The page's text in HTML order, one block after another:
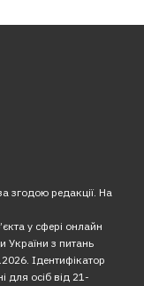
згодою редакції. На
у сфері онлайн
України з питань
Ідентифікатор
для осіб від 21-